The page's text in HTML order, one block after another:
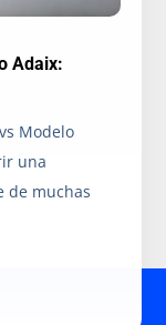
Adaix:
Modelo
una
de muchas